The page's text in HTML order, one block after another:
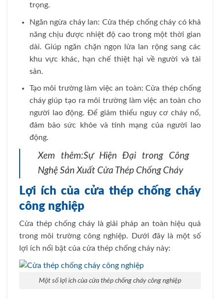
trọng.
Ngăn ngừa cháy lan: Cửa thép chống cháy có khả
năng chịu được nhiệt độ cao trong một thời gian
dài. Giúp ngăn chặn ngọn lửa lan rộng sang các
khu vực khác, hạn chế thiệt hại về người và tài
sản.
Tạo môi trường làm việc an toàn: Cửa thép chống
cháy giúp tạo ra môi trường làm việc an toàn cho
người lao động. Để giảm thiểu nguy cơ cháy nổ,
đảm bảo sức khỏe và tính mạng của người lao
động.
Xem thêm:Sự Hiện Đại trong Công
Nghệ Sản Xuất Cửa Thép Chống Cháy
Lợi ích của cửa thép chống cháy
công nghiệp
Cửa thép chống cháy là giải pháp an toàn hiệu quả
trong môi trường công nghiệp. Dưới đây là một số
lợi ích nổi bật của cửa thép chống cháy này:
Một số lợi ích của cửa thép chống cháy công nghiệp